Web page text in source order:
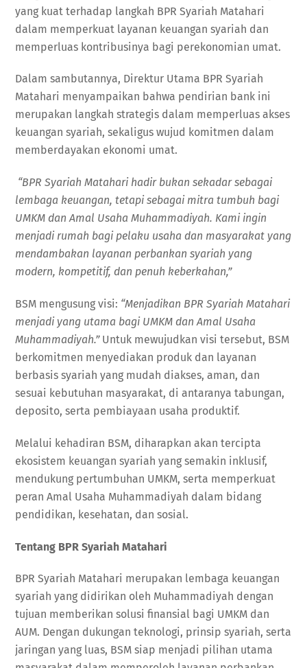
yang kuat terhadap langkah BPR Syariah Matahari
dalam memperkuat layanan keuangan syariah dan
memperluas kontribusinya bagi perekonomian umat.
Dalam sambutannya, Direktur Utama BPR Syariah
Matahari menyampaikan bahwa pendirian bank ini
merupakan langkah strategis dalam memperluas akses
keuangan syariah, sekaligus wujud komitmen dalam
memberdayakan ekonomi umat.
“BPR Syariah Matahari hadir bukan sekadar sebagai
lembaga keuangan, tetapi sebagai mitra tumbuh bagi
UMKM dan Amal Usaha Muhammadiyah. Kami ingin
menjadi rumah bagi pelaku usaha dan masyarakat yang
mendambakan layanan perbankan syariah yang
modern, kompetitif, dan penuh keberkahan,”
BSM mengusung visi: “Menjadikan BPR Syariah Matahari
menjadi yang utama bagi UMKM dan Amal Usaha
Muhammadiyah.”Untuk mewujudkan visi tersebut, BSM
berkomitmen menyediakan produk dan layanan
berbasis syariah yang mudah diakses, aman, dan
sesuai kebutuhan masyarakat, di antaranya tabungan,
deposito, serta pembiayaan usaha produktif.
Melalui kehadiran BSM, diharapkan akan tercipta
ekosistem keuangan syariah yang semakin inklusif,
mendukung pertumbuhan UMKM, serta memperkuat
peran Amal Usaha Muhammadiyah dalam bidang
pendidikan, kesehatan, dan sosial.
Tentang BPR Syariah Matahari
BPR Syariah Matahari merupakan lembaga keuangan
syariah yang didirikan oleh Muhammadiyah dengan
tujuan memberikan solusi finansial bagi UMKM dan
AUM. Dengan dukungan teknologi, prinsip syariah, serta
jaringan yang luas, BSM siap menjadi pilihan utama